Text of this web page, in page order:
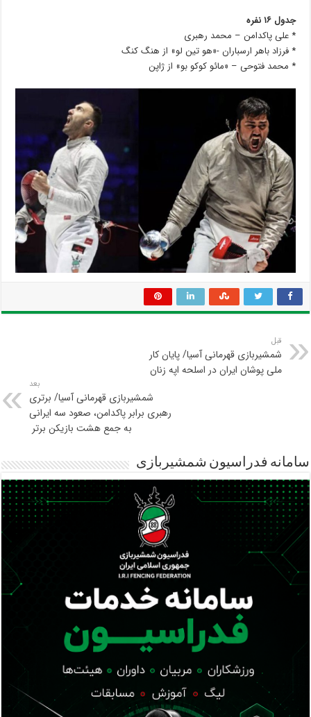
جدول ۱۶ نفره
* علی پاکدامن – محمد رهبری
* فرزاد باهر ارسباران -«هو تین لو» از هنگ کنگ
* محمد فتوحی – «مائو کوکو بو» از ژاپن
قبل
شمشیربازی قهرمانی آسیا/ پایان کار
ملی پوشان ایران در اسلحه اپه زنان
بعد
شمشیربازی قهرمانی آسیا/ برتری
رهبری برابر پاکدامن، صعود سه ایرانی
به جمع هشت بازیکن برتر
سامانه فدراسیون شمشیربازی